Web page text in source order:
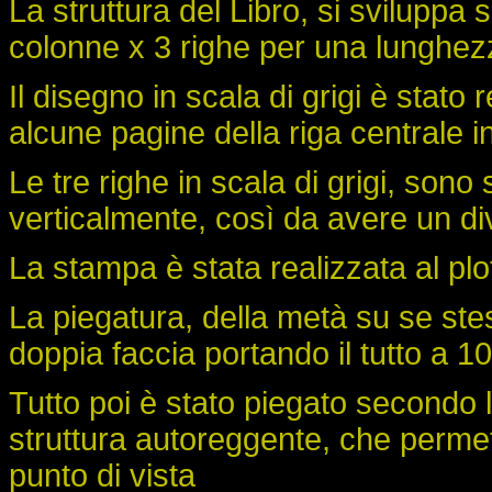
La struttura del Libro, si sviluppa
colonne x 3 righe per una
Il disegno in scala di grigi è stato
alcune pagine della riga centrale
Le tre righe in scala di grigi, sono
verticalmente, così da avere un
La stampa è stata realizzata al
La piegatura, della metà su se
doppia faccia portando il tutto a
Tutto poi è stato piegato
struttura autoreggente, che
punto di vista